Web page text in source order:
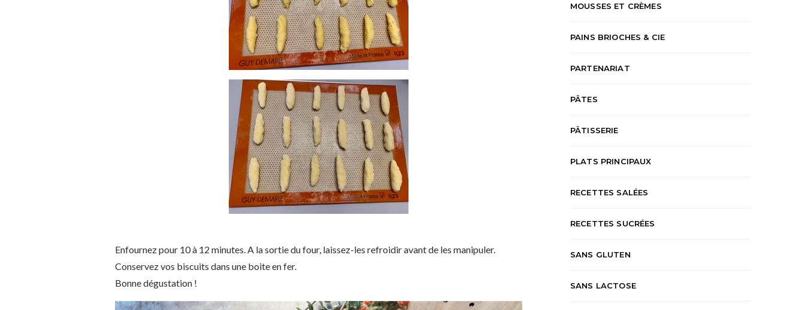
Enfournez pour 10 à 12 minutes. A la sortie du four, laissez-les refroidir avant de les manipuler.
Conservez vos biscuits dans une boite en fer.
Bonne dégustation !
MOUSSES ET CRÈMES
PAINS BRIOCHES & CIE
PARTENARIAT
PÂTES
PÂTISSERIE
PLATS PRINCIPAUX
RECETTES SALÉES
RECETTES SUCRÉES
SANS GLUTEN
SANS LACTOSE